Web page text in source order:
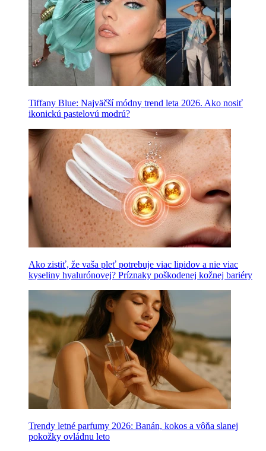
Tiffany Blue: Najväčší módny trend leta 2026. Ako nosiť
ikonickú pastelovú modrú?
Ako zistiť, že vaša pleť potrebuje viac lipidov a nie viac
kyseliny hyalurónovej? Príznaky poškodenej kožnej bariéry
Trendy letné parfumy 2026: Banán, kokos a vôňa slanej
pokožky ovládnu leto